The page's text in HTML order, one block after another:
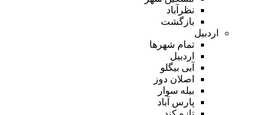
نظرآباد
بازگشت
اردبیل
تمام شهر‌ها
اردبیل
آبی بیگلو
اصلان دوز
بیله سوار
پارس آباد